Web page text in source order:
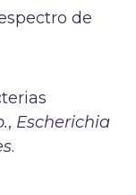
de
, Escherichia
.